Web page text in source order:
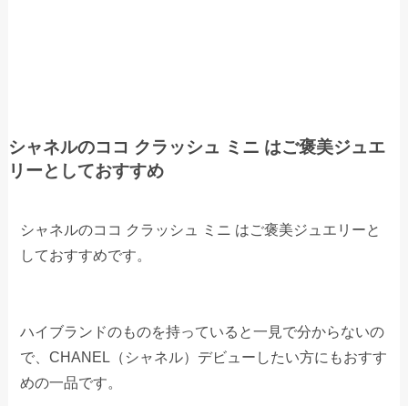
シャネルのココ クラッシュ ミニ はご褒美ジュエ
リーとしておすすめ
シャネルのココ クラッシュ ミニ はご褒美ジュエリーと
しておすすめです。
ハイブランドのものを持っていると一見で分からないの
で、CHANEL（シャネル）デビューしたい方にもおすす
めの一品です。